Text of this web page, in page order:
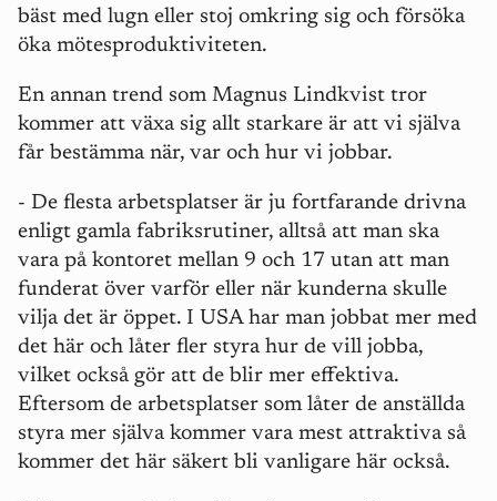
bäst med lugn eller stoj omkring sig och försöka
öka mötesproduktiviteten.
En annan trend som Magnus Lindkvist tror
kommer att växa sig allt starkare är att vi själva
får bestämma när, var och hur vi jobbar.
- De flesta arbetsplatser är ju fortfarande drivna
enligt gamla fabriksrutiner, alltså att man ska
vara på kontoret mellan 9 och 17 utan att man
funderat över varför eller när kunderna skulle
vilja det är öppet. I USA har man jobbat mer med
det här och låter fler styra hur de vill jobba,
vilket också gör att de blir mer effektiva.
Eftersom de arbetsplatser som låter de anställda
styra mer själva kommer vara mest attraktiva så
kommer det här säkert bli vanligare här också.